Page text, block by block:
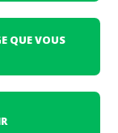
QUE VOUS